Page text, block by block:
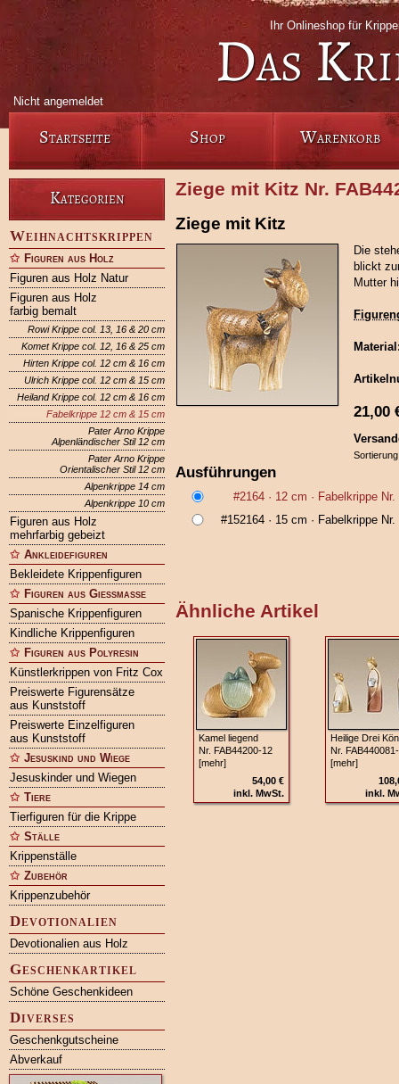
Ihr Onlineshop für
Das
Nicht angemeldet
Startseite Shop Warenkorb
Kategorien
Weihnachtskrippen
Figuren aus Holz
Figuren aus Holz Natur
Figuren aus Holz
farbig bemalt
Rowi Krippe col. 13, 16 & 20 cm
Komet Krippe col. 12, 16 & 25 cm
Hirten Krippe col. 12 cm & 16 cm
Ulrich Krippe col. 12 cm & 15 cm
Heiland Krippe col. 12 cm & 16 cm
Fabelkrippe 12 cm & 15 cm
Pater Arno Krippe
Alpenländischer Stil 12 cm
Pater Arno Krippe
Orientalischer Stil 12 cm
Alpenkrippe 14 cm
Alpenkrippe 10 cm
Figuren aus Holz
mehrfarbig gebeizt
Ankleidefiguren
Bekleidete Krippenfiguren
Figuren aus Gießmasse
Spanische Krippenfiguren
Kindliche Krippenfiguren
Figuren aus Polyresin
Künstlerkrippen von Fritz Cox
Preiswerte Figurensätze
aus Kunststoff
Preiswerte Einzelfiguren
aus Kunststoff
Jesuskind und Wiege
Jesuskinder und Wiegen
Tiere
Tierfiguren für die Krippe
Ställe
Krippenställe
Zubehör
Krippenzubehör
Devotionalien
Devotionalien aus Holz
Geschenkartikel
Schöne Geschenkideen
Diverses
Geschenkgutscheine
Abverkauf
Ziege mit Kitz Nr.
Ziege mit Kitz
Die
blickt
Mutter
21,00
Ausführungen
#2164 · 12 cm · Fabelkrippe
#152164 · 15 cm · Fabelkrippe
Ähnliche Artikel
Kamel liegend
Nr. FAB44200-12
[mehr]
54,00 €
inkl. MwSt.
Heilige Drei
Nr.
[mehr]
inkl.